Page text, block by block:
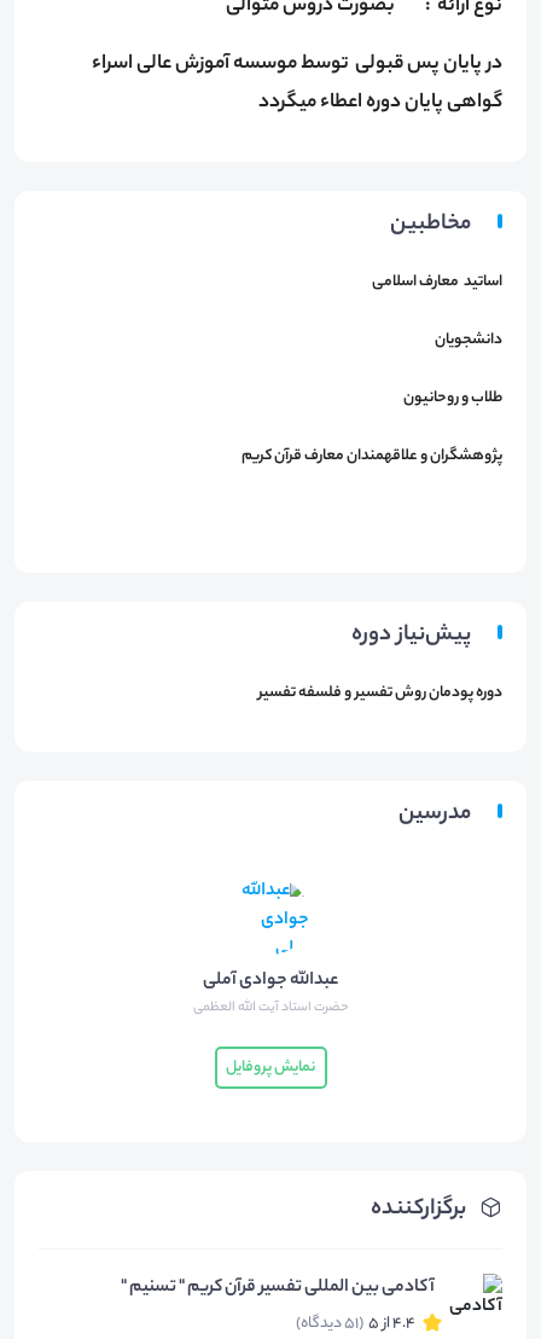
برگزارکننده
آکادمی بین المللی تفسیر قرآن کریم " تسنیم "
4.4 از 5 (51 دیدگاه)
نوع ارائه : بصورت دروس متوالی
در پایان پس قبولی توسط موسسه آموزش عالی اسراء
گواهی پایان دوره اعطاء میگردد
مخاطبین
اساتید معارف اسلامی
دانشجویان
طلاب و روحانیون
پژوهشگران و علاقهمندان معارف قرآن کریم
پیش‌نیاز دوره
دوره پودمان روش تفسیر و فلسفه تفسیر
مدرسین
عبدالله جوادی آملی
حضرت استاد آیت الله العظمی
نمایش پروفایل